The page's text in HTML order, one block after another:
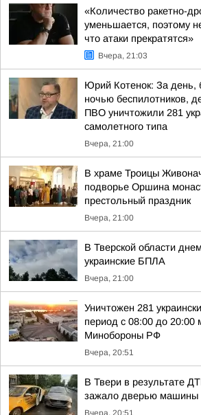
«Количество ракетно-
уменьшается, поэтому
что атаки прекратятся»
Вчера, 21:03
Юрий Котенок: За день,
ночью беспилотников,
ПВО уничтожили 281
самолетного типа
Вчера, 21:00
В храме Троицы
подворье Оршина
престольный праздник
Вчера, 21:00
В Тверской области
украинские БПЛА
Вчера, 21:00
Уничтожен 281
период с 08:00 до 20:00
Минобороны РФ
Вчера, 20:51
В Твери в результате
зажало дверью машины
Вчера, 20:51